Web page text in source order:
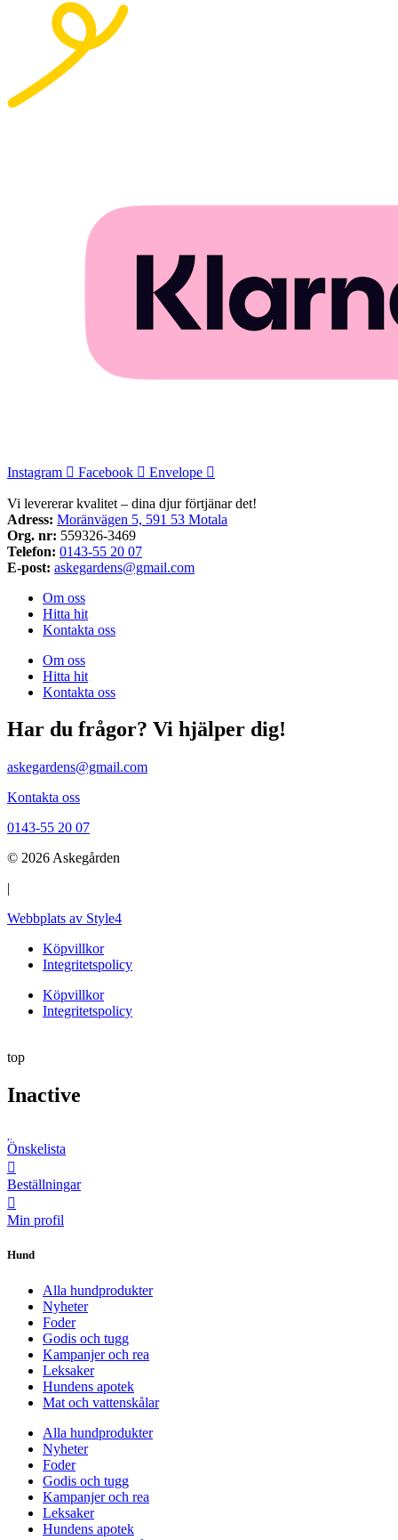
Instagram Facebook Envelope
Vi levererar kvalitet – dina djur förtjänar det!
Adress: Moränvägen 5, 591 53 Motala
Org. nr: 559326-3469
Telefon: 0143-55 20 07
E-post: askegardens@gmail.com
Om oss
Hitta hit
Kontakta oss
Om oss
Hitta hit
Kontakta oss
Har du frågor? Vi hjälper dig!
askegardens@gmail.com
Kontakta oss
0143-55 20 07
© 2026 Askegården
|
Webbplats av Style4
Köpvillkor
Integritetspolicy
Köpvillkor
Integritetspolicy
top
Inactive
Önskelista
Beställningar
Min profil
Hund
Alla hundprodukter
Nyheter
Foder
Godis och tugg
Kampanjer och rea
Leksaker
Hundens apotek
Mat och vattenskålar
Alla hundprodukter
Nyheter
Foder
Godis och tugg
Kampanjer och rea
Leksaker
Hundens apotek